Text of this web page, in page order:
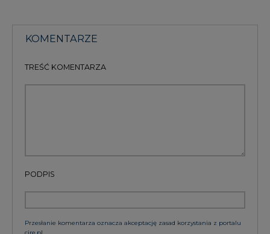
Przesłanie komentarza oznacza akceptację zasad korzystania z portalu